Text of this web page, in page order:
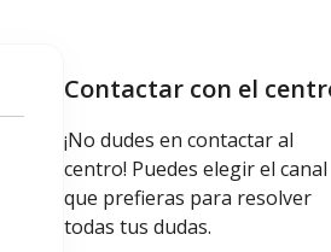
Contactar con el
¡No dudes en contactar al
centro! Puedes elegir el canal
que prefieras para resolver
todas tus dudas.